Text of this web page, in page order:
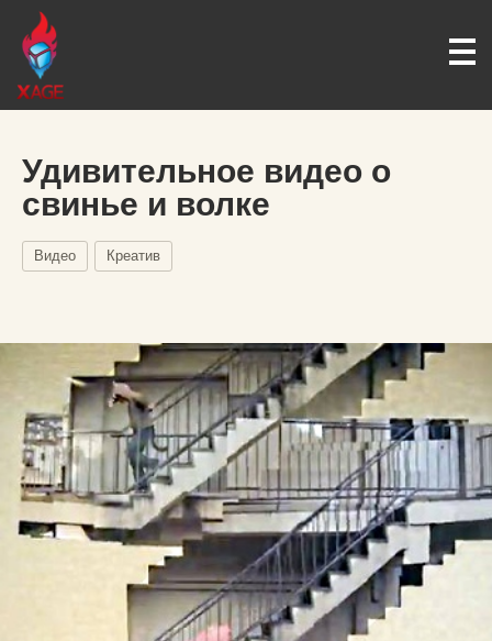
Удивительное видео о
свинье и волке
Видео Креатив